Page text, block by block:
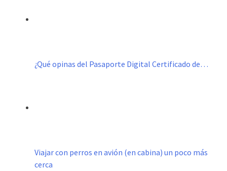
¿Qué opinas del Pasaporte Digital Certificado de…
Viajar con perros en avión (en cabina) un poco más
cerca